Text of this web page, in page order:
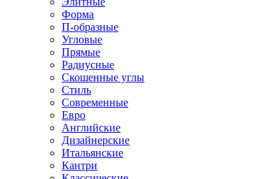
Форма
П-образные
Угловые
Прямые
Радиусные
Скошенные углы
Стиль
Современные
Евро
Английские
Дизайнерские
Итальянские
Кантри